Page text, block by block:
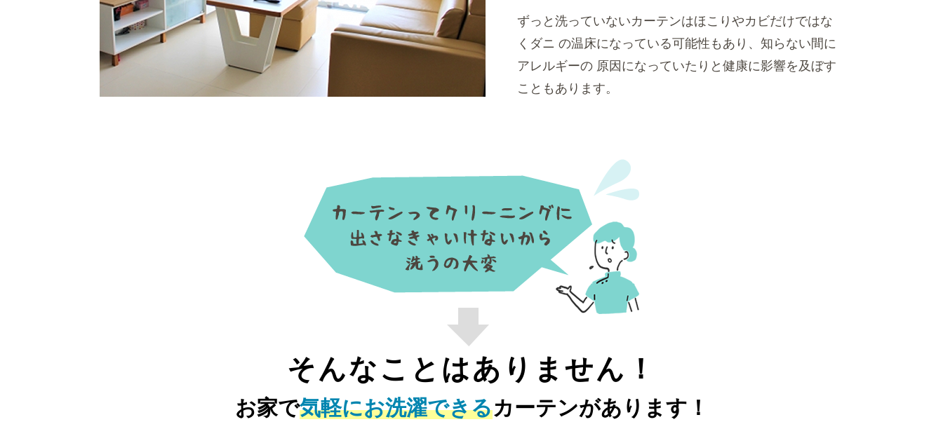
ずっと洗っていないカーテンはほこりやカビだけではな
くダニ の温床になっている可能性もあり、知らない間に
アレルギーの 原因になっていたりと健康に影響を及ぼす
こともあります。
そんなことはありません！
お家で気軽にお洗濯できるカーテンがあります！